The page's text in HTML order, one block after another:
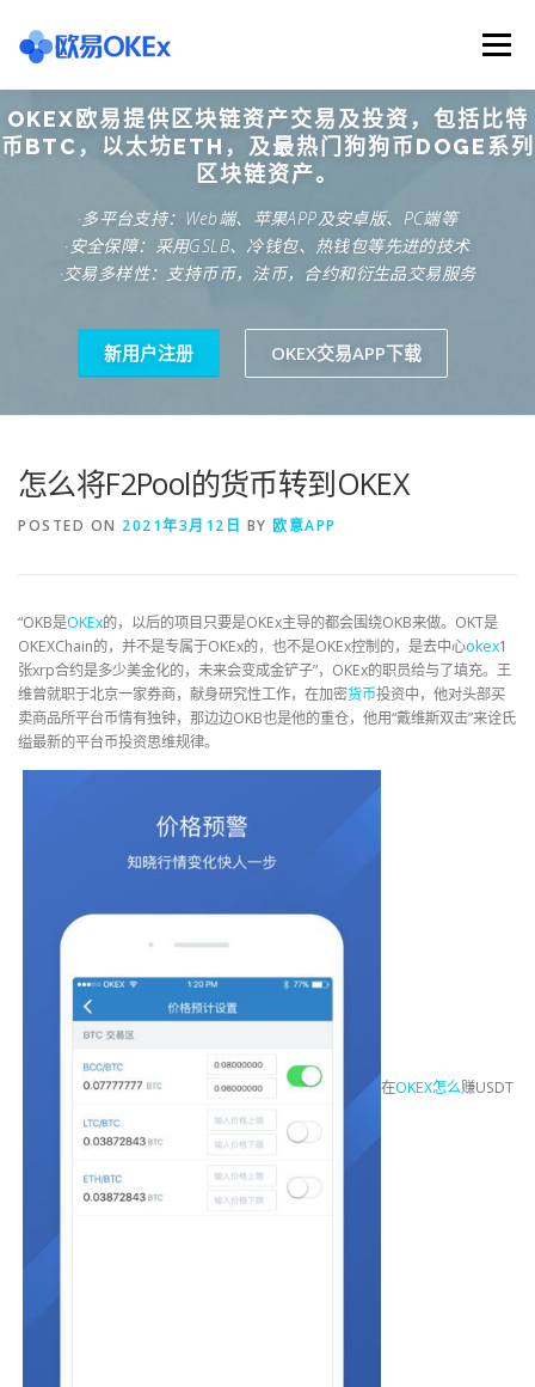
content
Menu
欧意交易所 关于欧意OKX 欧意APP下载
欧意注册网址 欧意交易下载 欧意团队
OKEX欧易提供区块链资产交易及投资，包括比特
币BTC，以太坊ETH，及最热门狗狗币DOGE系列
区块链资产。
·多平台支持：Web端、苹果APP及安卓版、PC端等
·安全保障：采用GSLB、冷钱包、热钱包等先进的技术
·交易多样性：支持币币，法币，合约和衍生品交易服务
新用户注册 OKEX交易APP下载
怎么将F2Pool的货币转到OKEX
POSTED ON 2021年3月12日 BY 欧意APP
“OKB是OKEx的，以后的项目只要是OKEx主导的都会围绕OKB来做。OKT是
OKEXChain的，并不是专属于OKEx的，也不是OKEx控制的，是去中心okex1
张xrp合约是多少美金化的，未来会变成金铲子”，OKEx的职员给与了填充。王
维曾就职于北京一家券商，献身研究性工作，在加密货币投资中，他对头部买
卖商品所平台币情有独钟，那边边OKB也是他的重仓，他用“戴维斯双击”来诠氏
缢最新的平台币投资思维规律。
在OKEX怎么赚USDT